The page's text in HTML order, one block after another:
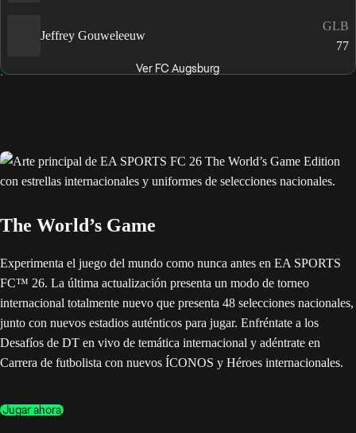
Jeffrey Gouweleeuw
GLB
77
Ver FC Augsburg
The World’s Game
Experimenta el juego del mundo como nunca antes en EA SPORTS
FC™ 26. La última actualización presenta un modo de torneo
internacional totalmente nuevo que presenta 48 selecciones nacionales,
junto con nuevos estadios auténticos para jugar. Enfréntate a los
Desafíos de DT en vivo de temática internacional y adéntrate en
Carrera de futbolista con nuevos ÍCONOS y Héroes internacionales.
Jugar ahora